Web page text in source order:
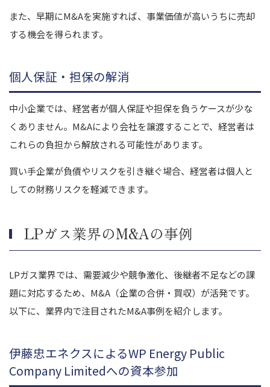
また、早期にM&Aを実施すれば、事業価値が高いうちに売却
する機会を得られます。
個人保証・担保の解消
中小企業では、経営者が個人保証や担保を負うケースが少な
くありません。M&Aにより会社を譲渡することで、経営者は
これらの負担から解放される可能性があります。
買い手企業が負債やリスクを引き継ぐ場合、経営者は個人と
しての財務リスクを軽減できます。
LPガス業界のM&Aの事例
LPガス業界では、需要減少や競争激化、後継者不足などの課
題に対応するため、M&A（企業の合併・買収）が活発です。
以下に、業界内で注目されたM&A事例を紹介します。
伊藤忠エネクスによるWP Energy Public
Company Limitedへの資本参加